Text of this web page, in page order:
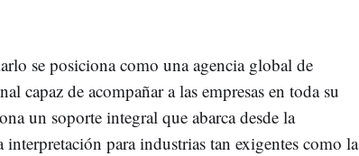
se posiciona como una agencia global de
capaz de acompañar a las empresas en toda su
un soporte integral que abarca desde la
interpretación para industrias tan exigentes como la